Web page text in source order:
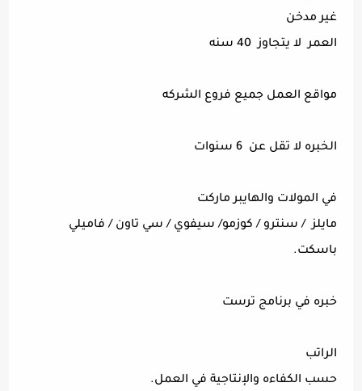
غير مدخن
العمر لا يتجاوز 40 سنه
مواقع العمل جميع فروع الشركه
الخبره لا تقل عن 6 سنوات
في المولات والهايبر ماركت
مايلز / سنترو / كوزمو/ سيفوي / سي تاون / فاميلي
باسكت.
خبره في برنامج ترست
الراتب
حسب الكفاءه والإنتاجية في العمل.